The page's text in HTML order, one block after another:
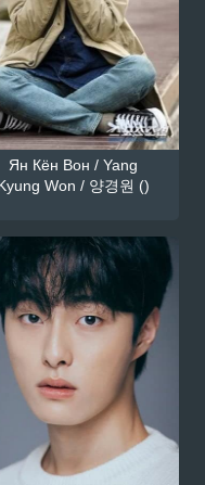
Ян Кён Вон / Yang
Won / 양경원 ()